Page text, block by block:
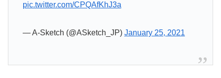
pic.twitter.com/CPQAfKhJ3a
— A-Sketch (@ASketch_JP) January 25, 2021